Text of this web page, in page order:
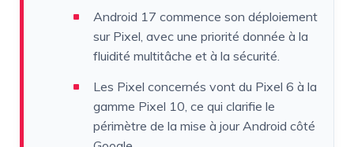
Android 17 commence son déploiement
sur Pixel, avec une priorité donnée à la
fluidité multitâche et à la sécurité.
Les Pixel concernés vont du Pixel 6 à la
gamme Pixel 10, ce qui clarifie le
périmètre de la mise à jour Android côté